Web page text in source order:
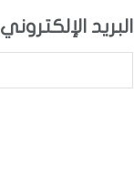
البريد الإلكتروني